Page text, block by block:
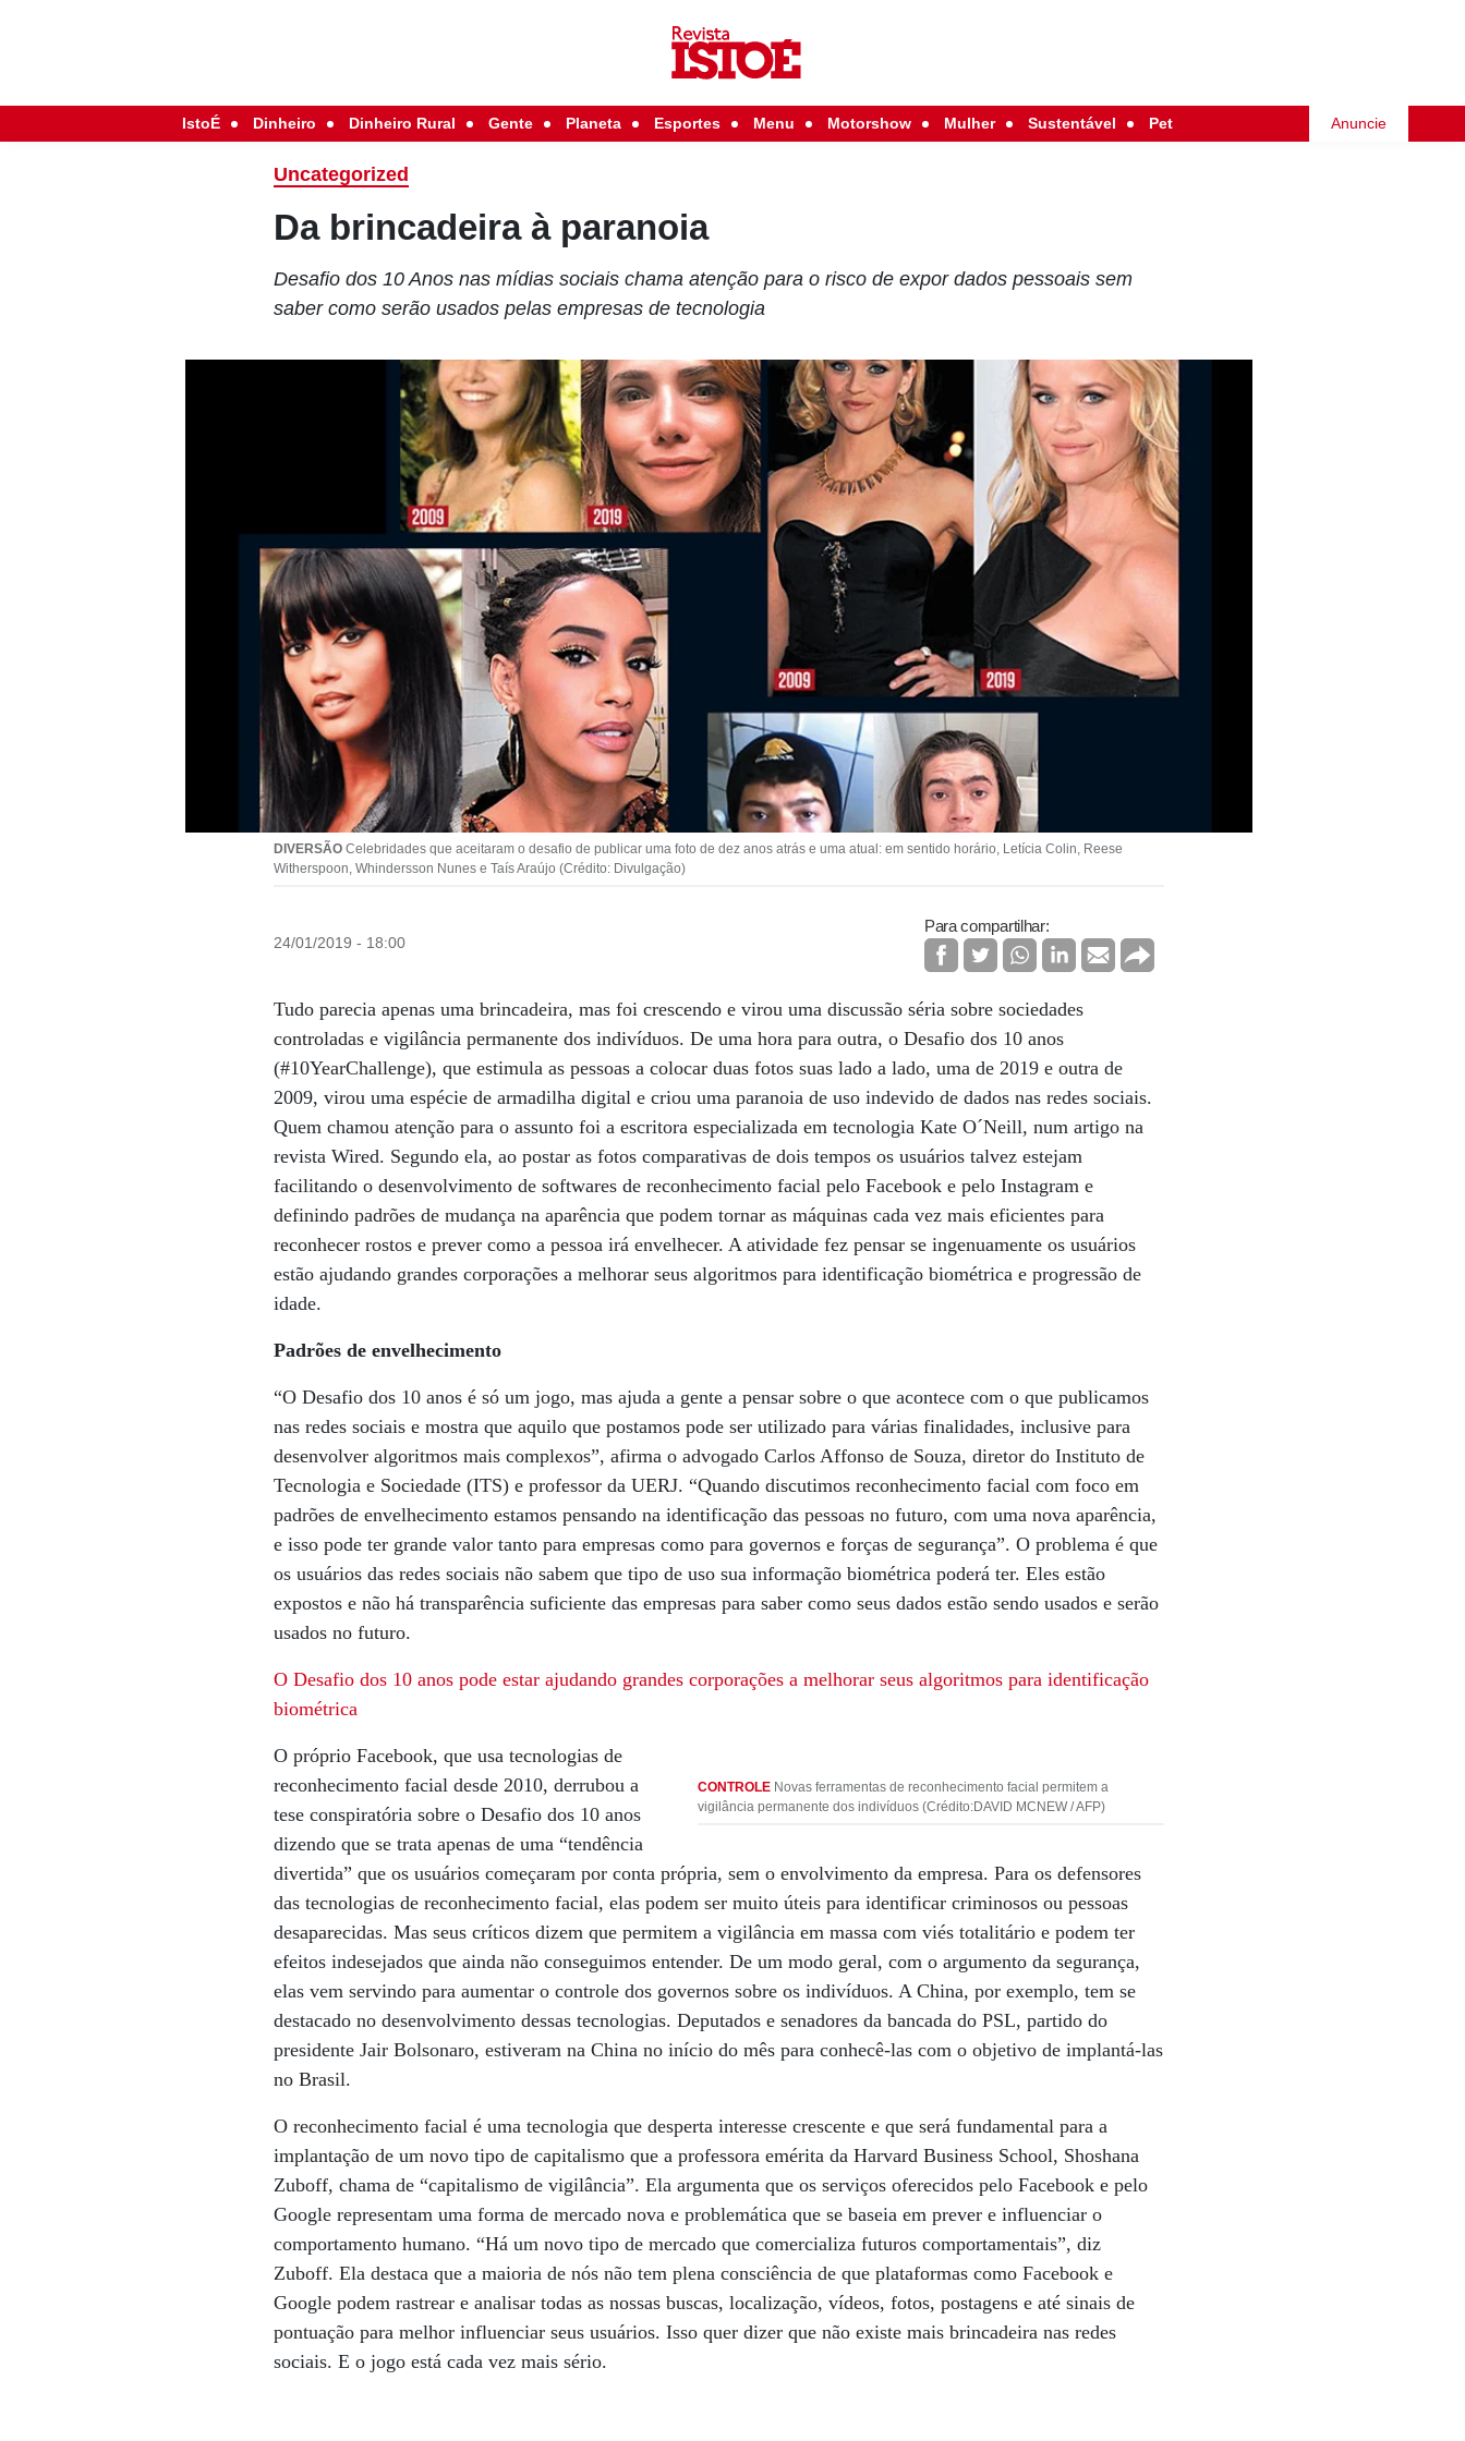
IstoÉ Dinheiro Dinheiro Rural Gente Planeta Esportes Menu Motorshow Mulher Sustentável Pet Anuncie
Uncategorized
Da brincadeira à paranoia
Desafio dos 10 Anos nas mídias sociais chama atenção para o risco de expor dados pessoais sem
saber como serão usados pelas empresas de tecnologia
DIVERSÃO Celebridades que aceitaram o desafio de publicar uma foto de dez anos atrás e uma atual: em sentido horário, Letícia Colin, Reese
Witherspoon, Whindersson Nunes e Taís Araújo (Crédito: Divulgação)
24/01/2019 - 18:00
Para compartilhar:
Tudo parecia apenas uma brincadeira, mas foi crescendo e virou uma discussão séria sobre sociedades
controladas e vigilância permanente dos indivíduos. De uma hora para outra, o Desafio dos 10 anos
(#10YearChallenge), que estimula as pessoas a colocar duas fotos suas lado a lado, uma de 2019 e outra de
2009, virou uma espécie de armadilha digital e criou uma paranoia de uso indevido de dados nas redes sociais.
Quem chamou atenção para o assunto foi a escritora especializada em tecnologia Kate O´Neill, num artigo na
revista Wired. Segundo ela, ao postar as fotos comparativas de dois tempos os usuários talvez estejam
facilitando o desenvolvimento de softwares de reconhecimento facial pelo Facebook e pelo Instagram e
definindo padrões de mudança na aparência que podem tornar as máquinas cada vez mais eficientes para
reconhecer rostos e prever como a pessoa irá envelhecer. A atividade fez pensar se ingenuamente os usuários
estão ajudando grandes corporações a melhorar seus algoritmos para identificação biométrica e progressão de
idade.
Padrões de envelhecimento
“O Desafio dos 10 anos é só um jogo, mas ajuda a gente a pensar sobre o que acontece com o que publicamos
nas redes sociais e mostra que aquilo que postamos pode ser utilizado para várias finalidades, inclusive para
desenvolver algoritmos mais complexos”, afirma o advogado Carlos Affonso de Souza, diretor do Instituto de
Tecnologia e Sociedade (ITS) e professor da UERJ. “Quando discutimos reconhecimento facial com foco em
padrões de envelhecimento estamos pensando na identificação das pessoas no futuro, com uma nova aparência,
e isso pode ter grande valor tanto para empresas como para governos e forças de segurança”. O problema é que
os usuários das redes sociais não sabem que tipo de uso sua informação biométrica poderá ter. Eles estão
expostos e não há transparência suficiente das empresas para saber como seus dados estão sendo usados e serão
usados no futuro.
O Desafio dos 10 anos pode estar ajudando grandes corporações a melhorar seus algoritmos para identificação
biométrica
CONTROLENovas ferramentas de reconhecimento facial permitem a
vigilância permanente dos indivíduos (Crédito:DAVID MCNEW / AFP)
O próprio Facebook, que usa tecnologias de
reconhecimento facial desde 2010, derrubou a
tese conspiratória sobre o Desafio dos 10 anos
dizendo que se trata apenas de uma “tendência
divertida” que os usuários começaram por conta própria, sem o envolvimento da empresa. Para os defensores
das tecnologias de reconhecimento facial, elas podem ser muito úteis para identificar criminosos ou pessoas
desaparecidas. Mas seus críticos dizem que permitem a vigilância em massa com viés totalitário e podem ter
efeitos indesejados que ainda não conseguimos entender. De um modo geral, com o argumento da segurança,
elas vem servindo para aumentar o controle dos governos sobre os indivíduos. A China, por exemplo, tem se
destacado no desenvolvimento dessas tecnologias. Deputados e senadores da bancada do PSL, partido do
presidente Jair Bolsonaro, estiveram na China no início do mês para conhecê-las com o objetivo de implantá-las
no Brasil.
O reconhecimento facial é uma tecnologia que desperta interesse crescente e que será fundamental para a
implantação de um novo tipo de capitalismo que a professora emérita da Harvard Business School, Shoshana
Zuboff, chama de “capitalismo de vigilância”. Ela argumenta que os serviços oferecidos pelo Facebook e pelo
Google representam uma forma de mercado nova e problemática que se baseia em prever e influenciar o
comportamento humano. “Há um novo tipo de mercado que comercializa futuros comportamentais”, diz
Zuboff. Ela destaca que a maioria de nós não tem plena consciência de que plataformas como Facebook e
Google podem rastrear e analisar todas as nossas buscas, localização, vídeos, fotos, postagens e até sinais de
pontuação para melhor influenciar seus usuários. Isso quer dizer que não existe mais brincadeira nas redes
sociais. E o jogo está cada vez mais sério.